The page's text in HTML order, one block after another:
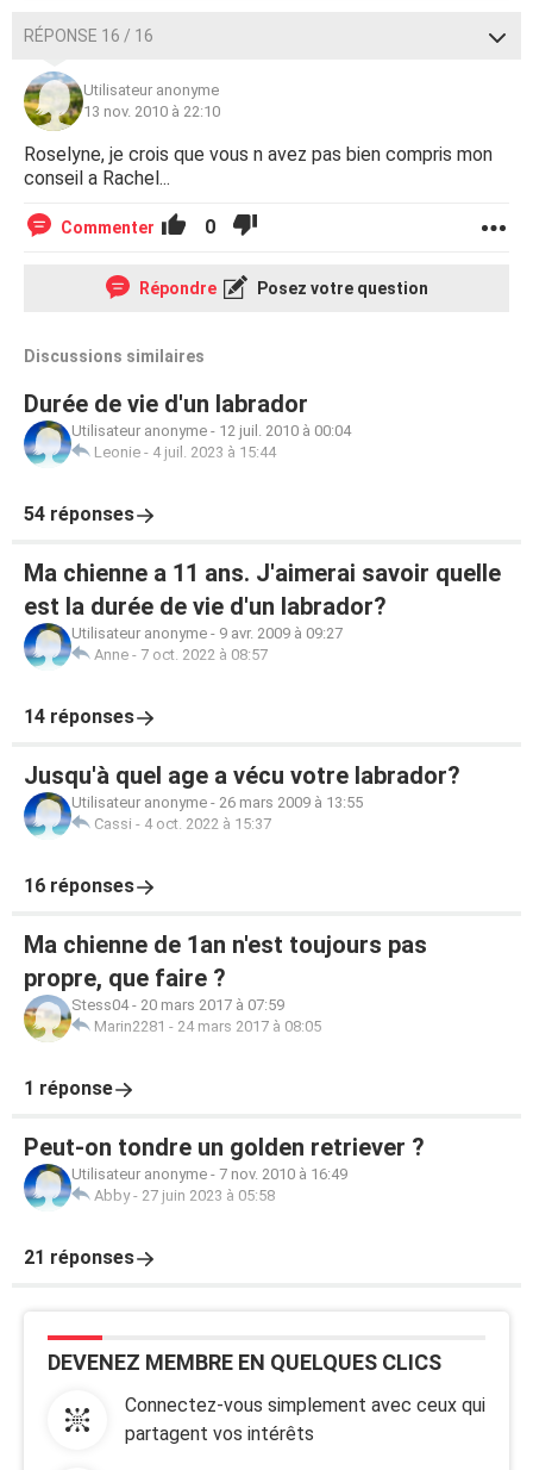
RÉPONSE 16 / 16
Utilisateur anonyme
13 nov. 2010 à 22:10
Roselyne, je crois que vous n avez pas bien compris mon
conseil a Rachel...
Commenter 0
Répondre Posez votre question
Discussions similaires
Durée de vie d'un labrador
Utilisateur anonyme - 12 juil. 2010 à 00:04
Leonie - 4 juil. 2023 à 15:44
54 réponses
Ma chienne a 11 ans. J'aimerai savoir quelle
est la durée de vie d'un labrador?
Utilisateur anonyme - 9 avr. 2009 à 09:27
Anne - 7 oct. 2022 à 08:57
14 réponses
Jusqu'à quel age a vécu votre labrador?
Utilisateur anonyme - 26 mars 2009 à 13:55
Cassi - 4 oct. 2022 à 15:37
16 réponses
Ma chienne de 1an n'est toujours pas
propre, que faire ?
Stess04- 20 mars 2017 à 07:59
Marin2281 - 24 mars 2017 à 08:05
1 réponse
Peut-on tondre un golden retriever ?
Utilisateur anonyme - 7 nov. 2010 à 16:49
Abby- 27 juin 2023 à 05:58
21 réponses
DEVENEZ MEMBRE EN QUELQUES CLICS
Connectez-vous simplement avec ceux qui
partagent vos intérêts